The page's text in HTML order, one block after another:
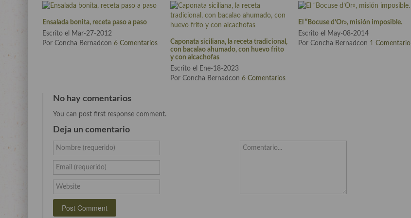
Ensalada bonita, receta paso a paso
Escrito el Mar-27-2012
Por Concha Bernadcon 6 Comentarios
Caponata siciliana, la receta tradicional,
con bacalao ahumado, con huevo frito
y con alcachofas
Escrito el Ene-18-2023
Por Concha Bernadcon6 Comentarios
El “Bocuse d’Or», misión imposible.
Escrito el May-08-2014
Por Concha Bernadcon 1 Comentario
No hay comentarios
You can post first response comment.
Deja un comentario
Nombre (requerido)
Email (requerido)
Website
Comentario...